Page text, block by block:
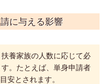
に与える影響
養家族の人数に応じて必
。 たとえば、単身申請者
安とされます。